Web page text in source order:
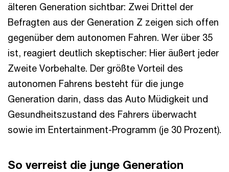
älteren Generation sichtbar: Zwei Drittel der
Befragten aus der Generation Z zeigen sich offen
gegenüber dem autonomen Fahren. Wer über 35
ist, reagiert deutlich skeptischer: Hier äußert jeder
Zweite Vorbehalte. Der größte Vorteil des
autonomen Fahrens besteht für die junge
Generation darin, dass das Auto Müdigkeit und
Gesundheitszustand des Fahrers überwacht
sowie im Entertainment-Programm (je 30 Prozent).
So verreist die junge Generation